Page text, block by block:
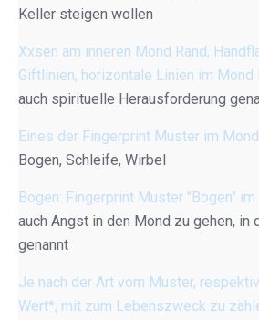
Keller steigen wollen
Xxsen am inneren Mond Rand,
Giftlinien, horizontale Linien im Mond
auch spirituelle Herausforderung
Eines der Fingerprint Muster im Mond
Bogen, Schleife, Wirbel
Bogen: Fingerprint Muster "Bogen"
auch Angst in den Mond zu gehen, in
genannt
Je nach der Art vom Muster,
Wert*, mit zum Lebenszweck zu